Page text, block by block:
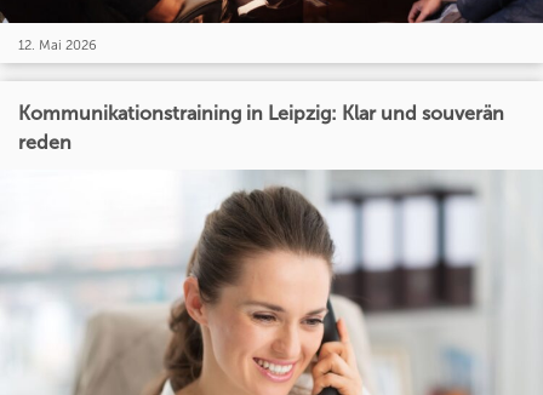
12. Mai 2026
Kommunikationstraining in Leipzig: Klar und souverän
reden